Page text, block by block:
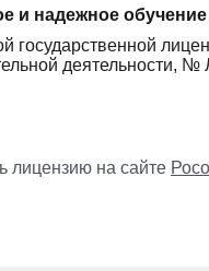
и надежное
государственной
деятельности,
лицензию на сайте